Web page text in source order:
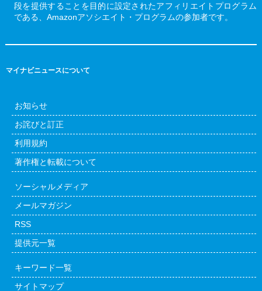
段を提供することを目的に設定されたアフィリエイトプログラム
である、Amazonアソシエイト・プログラムの参加者です。
マイナビニュースについて
お知らせ
お詫びと訂正
利用規約
著作権と転載について
ソーシャルメディア
メールマガジン
RSS
提供元一覧
キーワード一覧
サイトマップ